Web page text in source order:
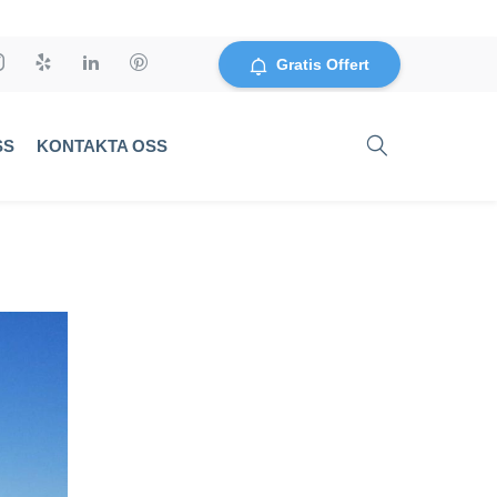
Gratis Offert
KONTAKTA OSS